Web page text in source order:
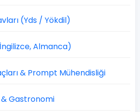
(Yds / Yökdil)
Almanca)
& Prompt Mühendisliği
Gastronomi